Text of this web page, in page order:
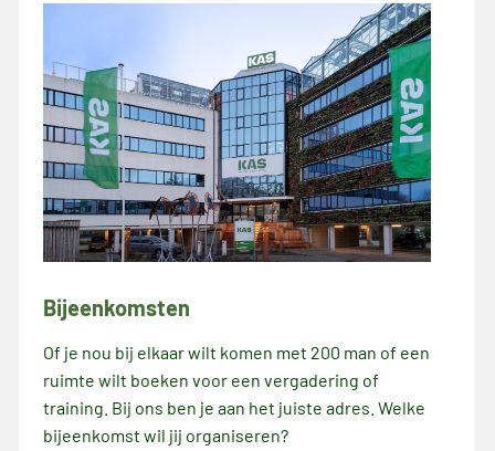
Bijeenkomsten
Of je nou bij elkaar wilt komen met 200 man of een
ruimte wilt boeken voor een vergadering of
training. Bij ons ben je aan het juiste adres. Welke
bijeenkomst wil jij organiseren?